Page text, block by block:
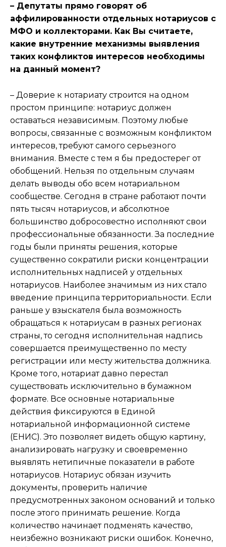
– Депутаты прямо говорят об
аффилированности отдельных нотариусов с
МФО и коллекторами. Как Вы считаете,
какие внутренние механизмы выявления
таких конфликтов интересов необходимы
на данный момент?
– Доверие к нотариату строится на одном
простом принципе: нотариус должен
оставаться независимым. Поэтому любые
вопросы, связанные с возможным конфликтом
интересов, требуют самого серьезного
внимания. Вместе с тем я бы предостерег от
обобщений. Нельзя по отдельным случаям
делать выводы обо всем нотариальном
сообществе. Сегодня в стране работают почти
пять тысяч нотариусов, и абсолютное
большинство добросовестно исполняют свои
профессиональные обязанности. За последние
годы были приняты решения, которые
существенно сократили риски концентрации
исполнительных надписей у отдельных
нотариусов. Наиболее значимым из них стало
введение принципа территориальности. Если
раньше у взыскателя была возможность
обращаться к нотариусам в разных регионах
страны, то сегодня исполнительная надпись
совершается преимущественно по месту
регистрации или месту жительства должника.
Кроме того, нотариат давно перестал
существовать исключительно в бумажном
формате. Все основные нотариальные
действия фиксируются в Единой
нотариальной информационной системе
(ЕНИС). Это позволяет видеть общую картину,
анализировать нагрузку и своевременно
выявлять нетипичные показатели в работе
нотариусов. Нотариус обязан изучить
документы, проверить наличие
предусмотренных законом оснований и только
после этого принимать решение. Когда
количество начинает подменять качество,
неизбежно возникают риски ошибок. Конечно,